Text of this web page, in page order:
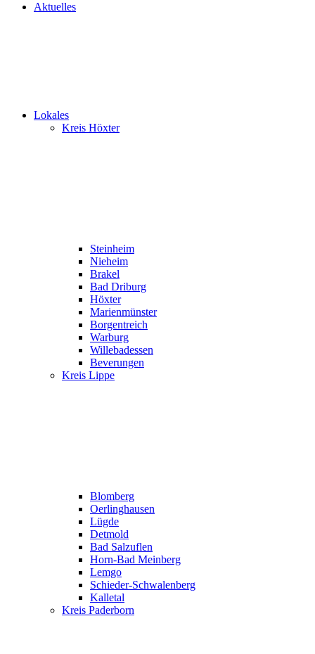
Aktuelles
Lokales
Kreis Höxter
Steinheim
Nieheim
Brakel
Bad Driburg
Höxter
Marienmünster
Borgentreich
Warburg
Willebadessen
Beverungen
Kreis Lippe
Blomberg
Oerlinghausen
Lügde
Detmold
Bad Salzuflen
Horn-Bad Meinberg
Lemgo
Schieder-Schwalenberg
Kalletal
Kreis Paderborn